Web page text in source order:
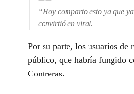
“Hoy comparto esto ya que
convirtió en viral.
Por su parte, los usuarios de
público, que habría fungido
Contreras.